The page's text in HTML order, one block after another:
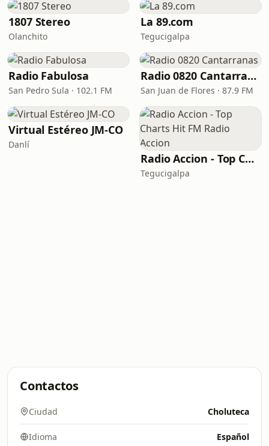
1807 Stereo
Olanchito
La 89.com
Tegucigalpa
Radio Fabulosa
San Pedro Sula · 102.1 FM
Radio 0820 Cantarranas
San Juan de Flores · 87.9 FM
Virtual Estéreo JM-CO
Danlí
Radio Accion - Top Charts Hit FM Radio Accion
Tegucigalpa
Contactos
Ciudad Choluteca
Idioma Español